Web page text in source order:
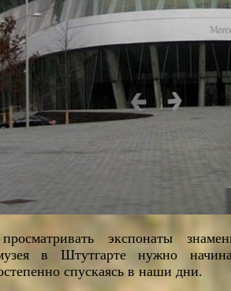
экспонаты
в Штутгарте нужно
спускаясь в наши дни.